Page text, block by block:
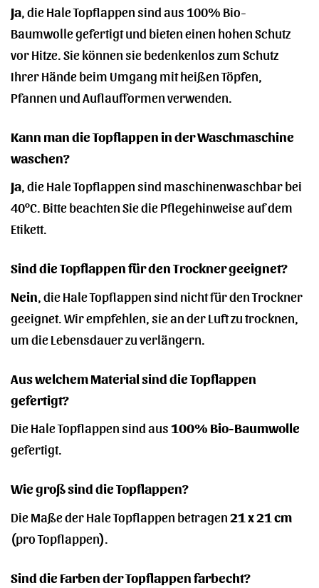
Ja , die Hale Topflappen sind aus 100% Bio-
Baumwolle gefertigt und bieten einen hohen Schutz
vor Hitze. Sie können sie bedenkenlos zum Schutz
Ihrer Hände beim Umgang mit heißen Töpfen,
Pfannen und Auflaufformen verwenden.
Kann man die Topflappen in der Waschmaschine
waschen?
Ja , die Hale Topflappen sind maschinenwaschbar bei
40°C. Bitte beachten Sie die Pflegehinweise auf dem
Etikett.
Sind die Topflappen für den Trockner geeignet?
Nein , die Hale Topflappen sind nicht für den Trockner
geeignet. Wir empfehlen, sie an der Luft zu trocknen,
um die Lebensdauer zu verlängern.
Aus welchem Material sind die Topflappen
gefertigt?
Die Hale Topflappen sind aus100% Bio-Baumwolle
gefertigt.
Wie groß sind die Topflappen?
Die Maße der Hale Topflappen betragen21 x 21 cm
(pro Topflappen).
Sind die Farben der Topflappen farbecht?